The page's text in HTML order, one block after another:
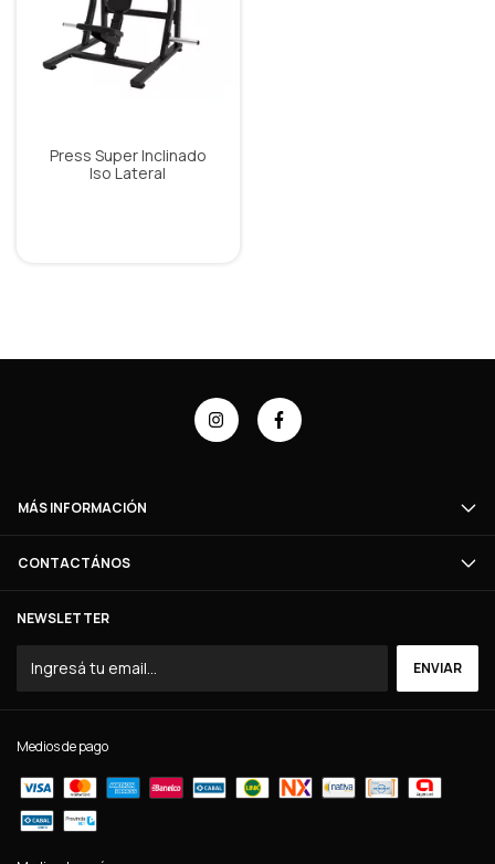
Press Super Inclinado
Iso Lateral
MÁS INFORMACIÓN
CONTACTÁNOS
NEWSLETTER
Medios de pago